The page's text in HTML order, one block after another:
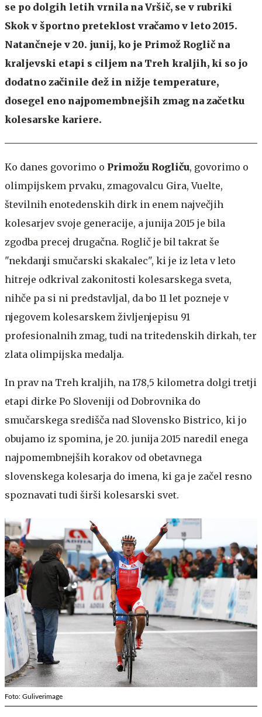
se po dolgih letih vrnila na Vršič, se v rubriki
Skok v športno preteklost vračamo v leto 2015.
Natančneje v 20. junij, ko je Primož Roglič na
kraljevski etapi s ciljem na Treh kraljih, ki so jo
dodatno začinile dež in nižje temperature,
dosegel eno najpomembnejših zmag na začetku
kolesarske kariere.
Ko danes govorimo o Primožu Rogliču, govorimo o
olimpijskem prvaku, zmagovalcu Gira, Vuelte,
številnih enotedenskih dirk in enem največjih
kolesarjev svoje generacije, a junija 2015 je bila
zgodba precej drugačna. Roglič je bil takrat še
"nekdanji smučarski skakalec", ki je iz leta v leto
hitreje odkrival zakonitosti kolesarskega sveta,
nihče pa si ni predstavljal, da bo 11 let pozneje v
njegovem kolesarskem življenjepisu 91
profesionalnih zmag, tudi na tritedenskih dirkah, ter
zlata olimpijska medalja.
In prav na Treh kraljih, na 178,5 kilometra dolgi tretji
etapi dirke Po Sloveniji od Dobrovnika do
smučarskega središča nad Slovensko Bistrico, ki jo
obujamo iz spomina, je 20. junija 2015 naredil enega
najpomembnejših korakov od obetavnega
slovenskega kolesarja do imena, ki ga je začel resno
spoznavati tudi širši kolesarski svet.
Foto: Guliverimage